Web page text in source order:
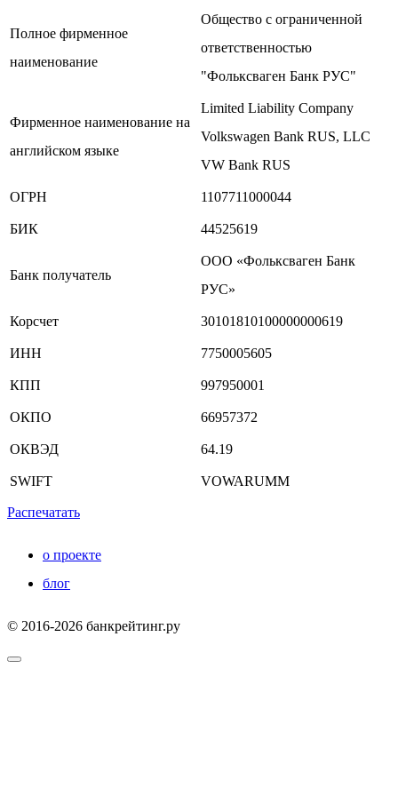
Полное фирменное
наименование
Общество с ограниченной
ответственностью
"Фольксваген Банк РУС"
Фирменное наименование на
английском языке
Limited Liability Company
Volkswagen Bank RUS, LLC
VW Bank RUS
ОГРН 1107711000044
БИК 44525619
Банк получатель
ООО «Фольксваген Банк
РУС»
Корсчет 30101810100000000619
ИНН 7750005605
КПП 997950001
ОКПО 66957372
ОКВЭД 64.19
SWIFT VOWARUMM
Распечатать
о проекте
блог
© 2016-2026 банкрейтинг.ру